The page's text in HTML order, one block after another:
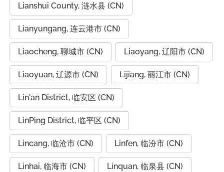
Lianshui County, 涟水县 (CN)
Lianyungang, 连云港市 (CN)
Liaocheng, 聊城市 (CN) Liaoyang, 辽阳市 (CN)
Liaoyuan, 辽源市 (CN) Lijiang, 丽江市 (CN)
Lin'an District, 临安区 (CN)
LinPing District, 临平区 (CN)
Lincang, 临沧市 (CN) Linfen, 临汾市 (CN)
Linhai, 临海市 (CN) Linquan, 临泉县 (CN)